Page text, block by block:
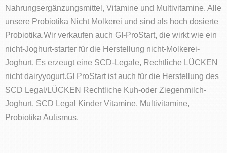
Nahrungsergänzungsmittel, Vitamine und Multivitamine. Alle
unsere Probiotika Nicht Molkerei und sind als hoch dosierte
Probiotika.Wir verkaufen auch GI-ProStart, die wirkt wie ein
nicht-Joghurt-starter für die Herstellung nicht-Molkerei-
Joghurt. Es erzeugt eine SCD-Legale, Rechtliche LÜCKEN
nicht dairyyogurt.GI ProStart ist auch für die Herstellung des
SCD Legal/LÜCKEN Rechtliche Kuh-oder Ziegenmilch-
Joghurt. SCD Legal Kinder Vitamine, Multivitamine,
Probiotika Autismus.